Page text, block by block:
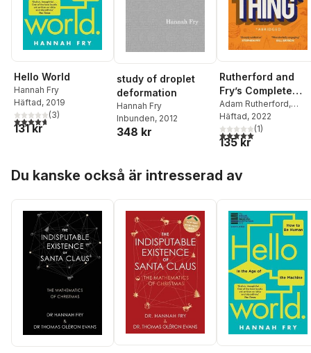
Hello World
Hannah Fry
Häftad, 2019
4,7utav 5 stjärnor. Totalt antal röster:
(3)
131 kr
study of droplet
deformation
Hannah Fry
Inbunden, 2012
348 kr
Rutherford and
Fry’s Complete
Guide to
Everything
(Abridged)
Adam Rutherford,
Hannah Fry
Häftad, 2022
5,0utav 5 stjärnor.
(1)
135 kr
Du kanske också är intresserad av